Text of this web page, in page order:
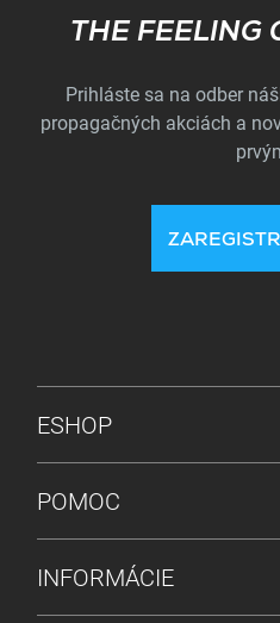
THE FEELING
Prihláste sa na odber
propagačných akciách a
PONUKA V PÄTE
ESHOP
POMOC
INFORMÁCIE